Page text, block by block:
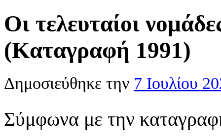
Οι τελευταίοι
(Καταγραφή 1991)
Δημοσιεύθηκε την 7 Ιουλίου
Σύμφωνα με την